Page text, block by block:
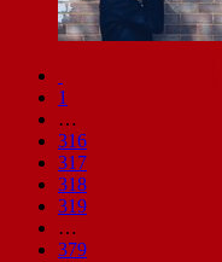
1
…
316
317
318
319
…
379